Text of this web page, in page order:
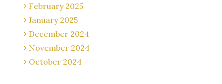
February 2025
January 2025
December 2024
November 2024
October 2024